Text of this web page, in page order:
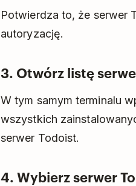
Potwierdza to, że serwer
autoryzację.
3. Otwórz listę
W tym samym terminalu
wszystkich
serwer Todoist.
4. Wybierz serwer